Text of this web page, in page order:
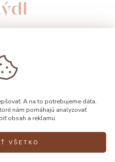
Rýdl
A na to potrebujeme dáta.
nám pomáhajú analyzovať
obsah a reklamu.
VŠETKO